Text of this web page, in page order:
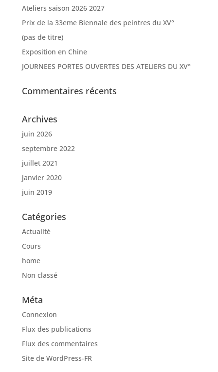
Ateliers saison 2026 2027
Prix de la 33eme Biennale des peintres du XV°
(pas de titre)
Exposition en Chine
JOURNEES PORTES OUVERTES DES ATELIERS DU XV°
Commentaires récents
Archives
juin 2026
septembre 2022
juillet 2021
janvier 2020
juin 2019
Catégories
Actualité
Cours
home
Non classé
Méta
Connexion
Flux des publications
Flux des commentaires
Site de WordPress-FR